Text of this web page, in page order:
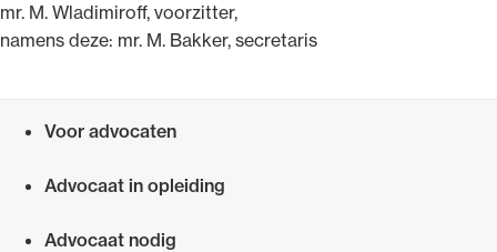
mr. M. Wladimiroff, voorzitter,
namens deze: mr. M. Bakker, secretaris
Voor advocaten
Advocaat in opleiding
Advocaat nodig